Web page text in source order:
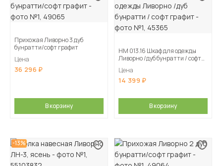
Прихожая Ливорно 3 дуб
бунратти/софт графит
Цена
36 296
В корзину
НМ 013.16 Шкаф для одежды
Ливорно /дуб бунратти / софт
Цена
14 399
В корзину
-13%